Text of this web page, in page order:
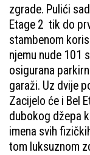
zgrade. Pulići
Etage 2 tik do
stambenom
njemu nude 101
osigurana
garaži. Uz dvije
Zacijelo će i Bel
dubokog džepa
imena svih
tom luksuznom